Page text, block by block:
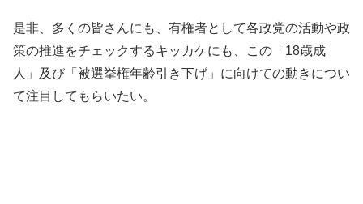
是非、多くの皆さんにも、有権者として各政党の活動や政
策の推進をチェックするキッカケにも、この「18歳成
人」及び「被選挙権年齢引き下げ」に向けての動きについ
て注目してもらいたい。